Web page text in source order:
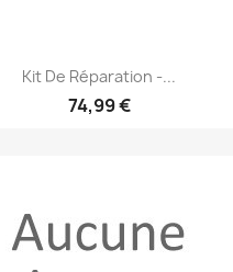
Kit De Réparation -...
74,99 €